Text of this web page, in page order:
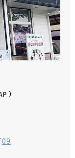
）
09